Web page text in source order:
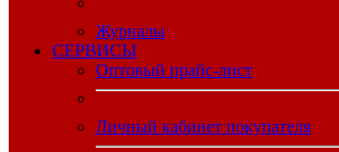
Журналы
CЕРВИСЫ
Оптовый прайс-лист
Личный кабинет покупателя